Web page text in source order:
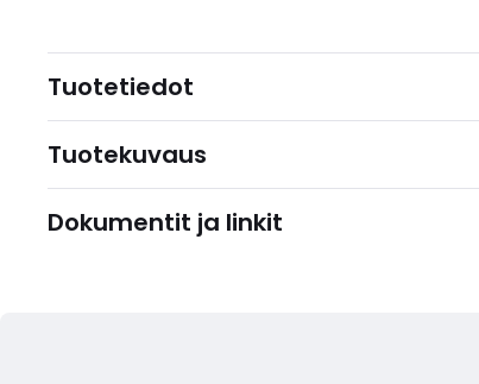
Tuotetiedot
Tuotekuvaus
Dokumentit ja linkit